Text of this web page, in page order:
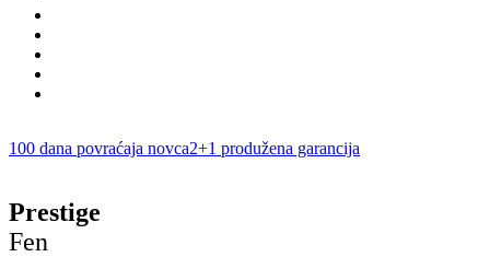
100 dana povraćaja novca2+1 produžena garancija
Prestige
Fen